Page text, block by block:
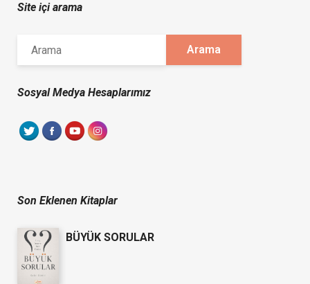
Site içi arama
Sosyal Medya Hesaplarımız
Son Eklenen Kitaplar
BÜYÜK SORULAR